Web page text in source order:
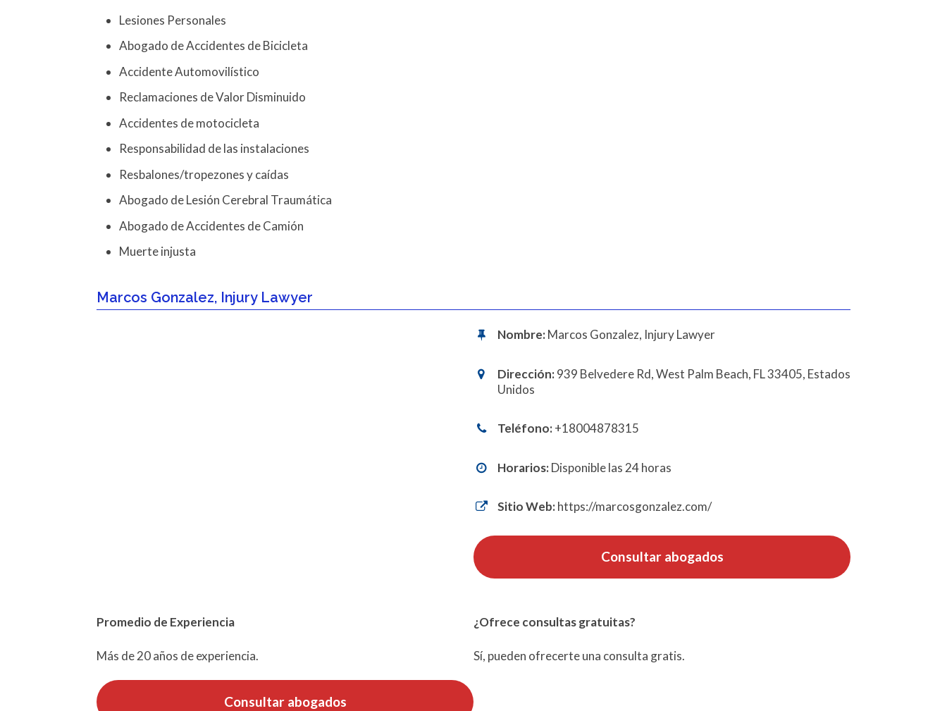
Lesiones Personales
Abogado de Accidentes de Bicicleta
Accidente Automovilístico
Reclamaciones de Valor Disminuido
Accidentes de motocicleta
Responsabilidad de las instalaciones
Resbalones/tropezones y caídas
Abogado de Lesión Cerebral Traumática
Abogado de Accidentes de Camión
Muerte injusta
Marcos Gonzalez, Injury Lawyer
Nombre:Marcos Gonzalez, Injury Lawyer
Dirección:939 Belvedere Rd, West Palm Beach, FL 33405, Estados
Unidos
Teléfono:+18004878315
Horarios:Disponible las 24 horas
Sitio Web:https://marcosgonzalez.com/
Consultar abogados
Promedio de Experiencia
Más de 20 años de experiencia.
Consultar abogados
¿Ofrece consultas gratuitas?
Sí, pueden ofrecerte una consulta gratis.